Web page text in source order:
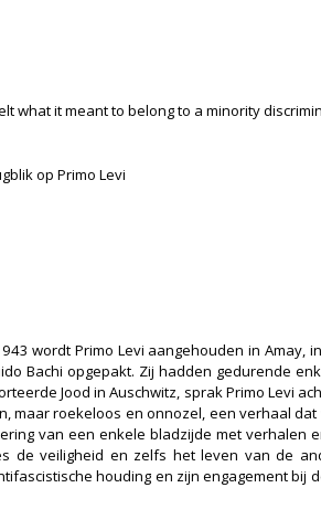
what it meant to belong to a minority
op Primo Levi
wordt Primo Levi aangehouden in Amay,
Bachi opgepakt. Zij hadden gedurende
Jood in Auschwitz, sprak Primo Levi
maar roekeloos en onnozel, een verhaal
van een enkele bladzijde met verhalen
de veiligheid en zelfs het leven van de
houding en zijn engagement